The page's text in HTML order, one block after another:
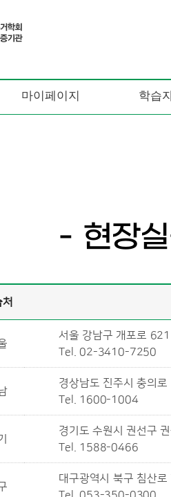
마이페이지 학습